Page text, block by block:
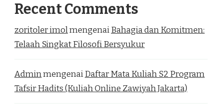
Recent Comments
zoritoler imolmengenaiBahagia dan Komitmen:
Telaah Singkat Filosofi Bersyukur
AdminmengenaiDaftar Mata Kuliah S2 Program
Tafsir Hadits (Kuliah Online Zawiyah Jakarta)